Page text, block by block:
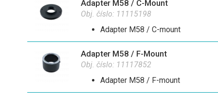
Adapter M58 / C-Mount
Obj. číslo: 11115198
Adapter M58 / C-mount
Adapter M58 / F-Mount
Obj. číslo: 11117852
Adapter M58 / F-mount